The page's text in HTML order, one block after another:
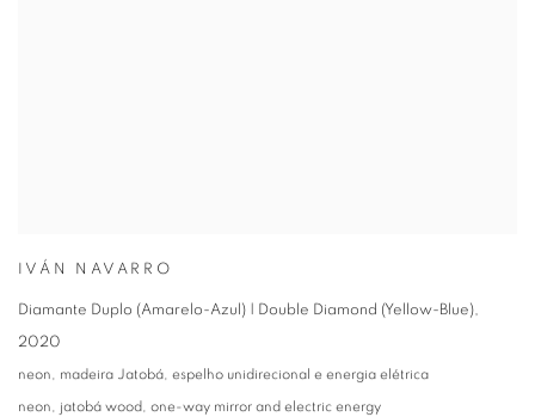
IVÁN NAVARRO
Diamante Duplo (Amarelo-Azul) | Double Diamond (Yellow-Blue),
2020
neon, madeira Jatobá, espelho unidirecional e energia elétrica
neon, jatobá wood, one-way mirror and electric energy